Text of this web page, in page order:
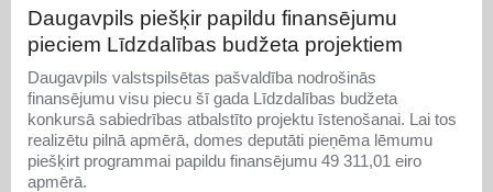
Daugavpils piešķir papildu finansējumu
pieciem Līdzdalības budžeta projektiem
Daugavpils valstspilsētas pašvaldība nodrošinās
finansējumu visu piecu šī gada Līdzdalības budžeta
konkursā sabiedrības atbalstīto projektu īstenošanai. Lai tos
realizētu pilnā apmērā, domes deputāti pieņēma lēmumu
piešķirt programmai papildu finansējumu 49 311,01 eiro
apmērā.